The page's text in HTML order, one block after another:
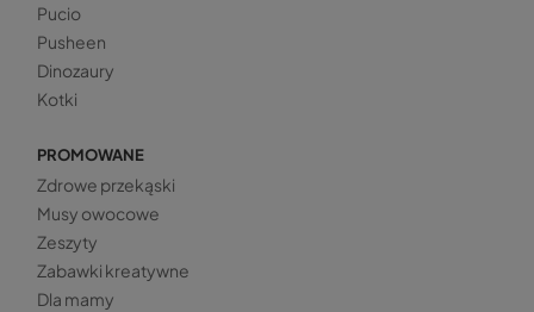
Pucio
Pusheen
Dinozaury
Kotki
PROMOWANE
Zdrowe przekąski
Musy owocowe
Zeszyty
Zabawki kreatywne
Dla mamy